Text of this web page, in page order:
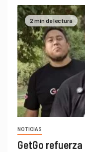
2 min de lectura
NOTICIAS
GetGo